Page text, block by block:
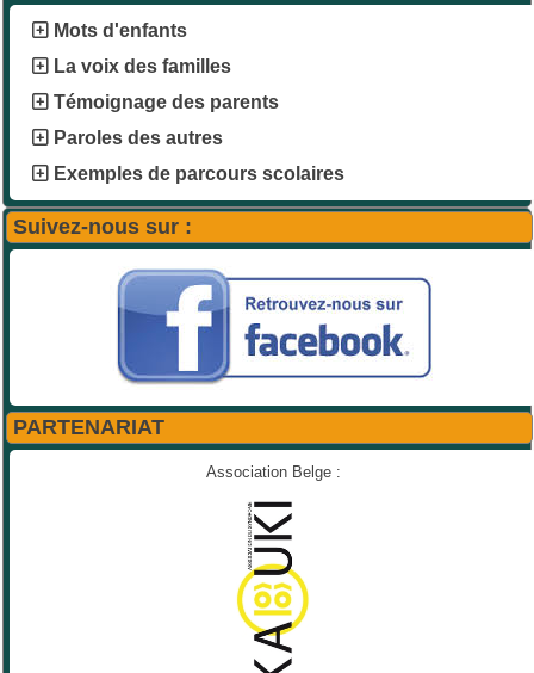
Mots d'enfants
La voix des familles
Témoignage des parents
Paroles des autres
Exemples de parcours scolaires
Suivez-nous sur :
PARTENARIAT
Association Belge :